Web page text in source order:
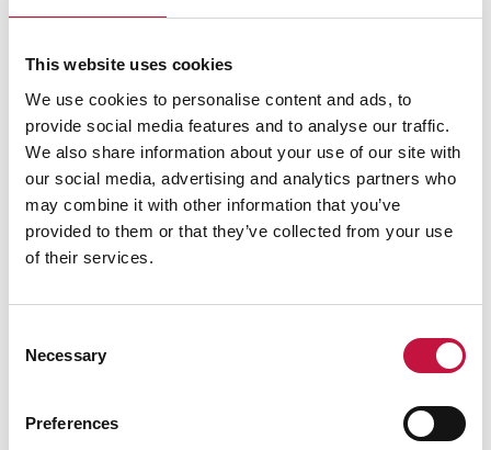
This website uses cookies
We use cookies to personalise content and ads, to
provide social media features and to analyse our traffic.
We also share information about your use of our site with
our social media, advertising and analytics partners who
may combine it with other information that you’ve
provided to them or that they’ve collected from your use
of their services.
Selection
Necessary
Preferences
3.9.2025 Keräyspaikka Osoite
K-Market
Tuohitorvi,
Tuupovaara
Yritystie 1
Jäähallin
Purokyläntie